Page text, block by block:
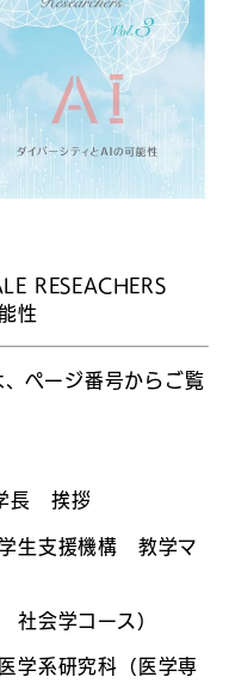
RESEACHERS
性
ページ番号からご覧
長 挨拶
生支援機構 教学マ
会学コース）
系研究科（医学専